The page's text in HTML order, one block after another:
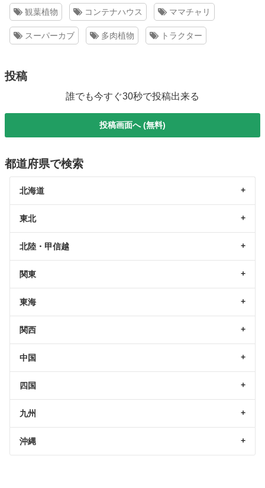
観葉植物 コンテナハウス ママチャリ
スーパーカブ 多肉植物 トラクター
投稿
誰でも今すぐ30秒で投稿出来る
投稿画面へ (無料)
都道府県で検索
北海道
東北
北陸・甲信越
関東
東海
関西
中国
四国
九州
沖縄